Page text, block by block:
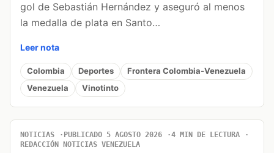
gol de Sebastián Hernández y aseguró al menos
la medalla de plata en Santo…
Leer nota
Colombia Deportes
Frontera Colombia-Venezuela
Venezuela
Vinotinto
NOTICIAS PUBLICADO 5 AGOSTO 2026
4 MIN DE LECTURA
REDACCIÓN NOTICIAS VENEZUELA